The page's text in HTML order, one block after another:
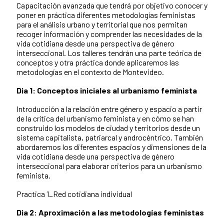
Capacitación avanzada que tendrá por objetivo conocer y
poner en práctica diferentes metodologías feministas
para el análisis urbano y territorial que nos permitan
recoger información y comprender las necesidades de la
vida cotidiana desde una perspectiva de género
interseccional. Los talleres tendrán una parte teórica de
conceptos y otra práctica donde aplicaremos las
metodologías en el contexto de Montevideo.
Dia 1: Conceptos iniciales al urbanismo feminista
Introducción a la relación entre género y espacio a partir
de la crítica del urbanismo feminista y en cómo se han
construido los modelos de ciudad y territorios desde un
sistema capitalista, patriarcal y androcéntrico. También
abordaremos los diferentes espacios y dimensiones de la
vida cotidiana desde una perspectiva de género
interseccional para elaborar criterios para un urbanismo
feminista.
Practica 1_Red cotidiana individual
Dia 2: Aproximación a las metodologías feministas